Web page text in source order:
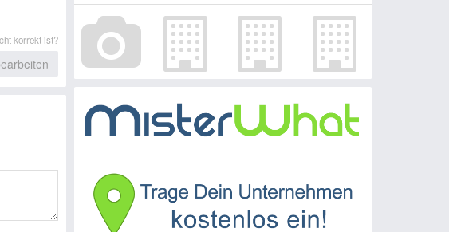
korrekt ist?